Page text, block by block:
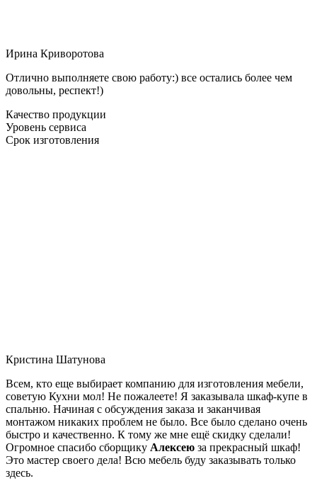
Ирина Криворотова
Отлично выполняете свою работу:) все остались более чем
довольны, респект!)
Качество продукции
Уровень сервиса
Срок изготовления
Кристина Шатунова
Всем, кто еще выбирает компанию для изготовления мебели,
советую Кухни мол! Не пожалеете! Я заказывала шкаф-купе в
спальню. Начиная с обсуждения заказа и заканчивая
монтажом никаких проблем не было. Все было сделано очень
быстро и качественно. К тому же мне ещё скидку сделали!
Огромное спасибо сборщику Алексею за прекрасный шкаф!
Это мастер своего дела! Всю мебель буду заказывать только
здесь.